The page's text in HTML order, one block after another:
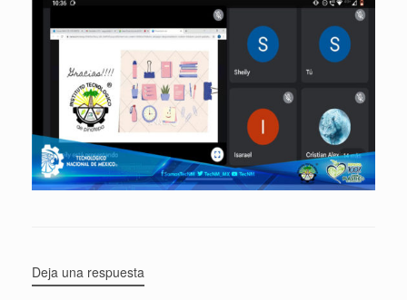
Deja una respuesta